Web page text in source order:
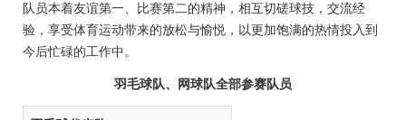
队员本着友谊第一、比赛第二的精神，相互切磋球技，交流经
验，享受体育运动带来的放松与愉悦，以更加饱满的热情投入到
今后忙碌的工作中。
羽毛球队、网球队全部参赛队员